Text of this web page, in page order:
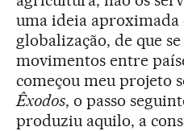
uma ideia aproximada
globalização, de que
movimentos entre
começou meu projeto
Êxodos, o passo
produziu aquilo, a